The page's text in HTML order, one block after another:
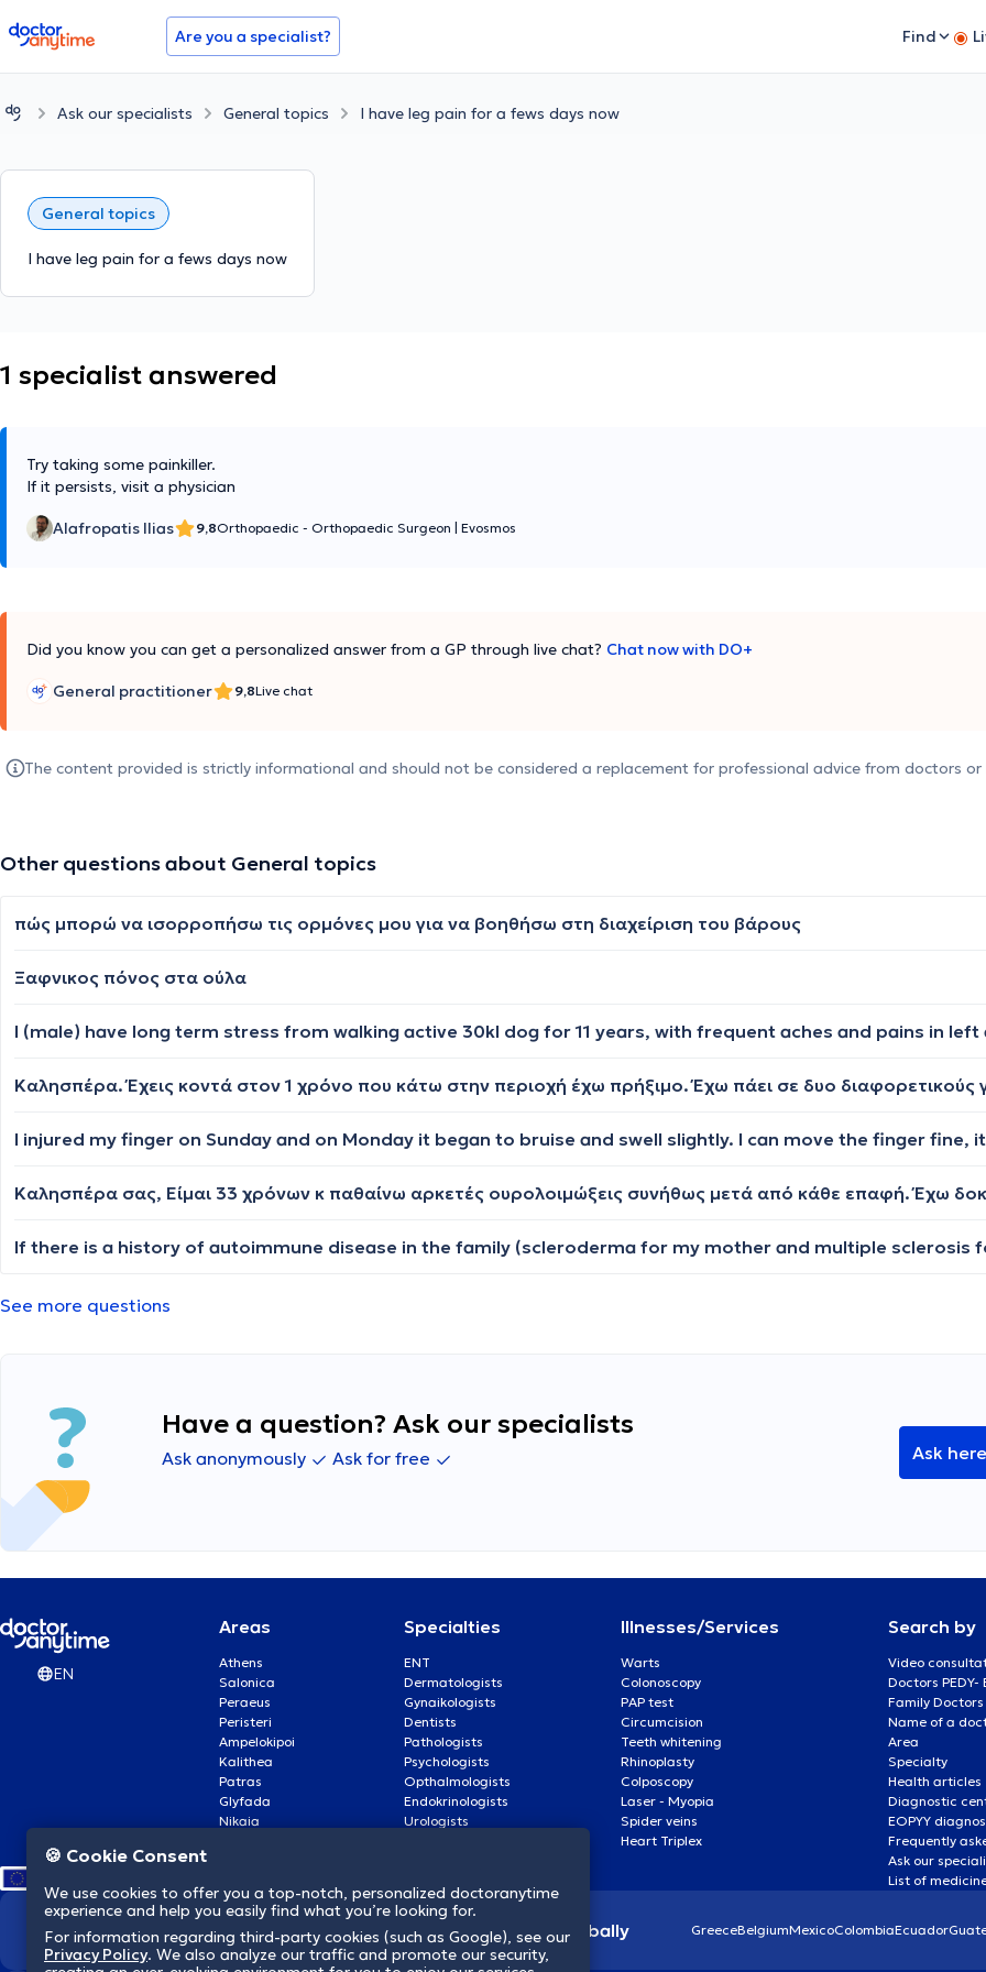
doctoranytime Are you a specialist? Find
Ask our specialists General topics I have leg pain for a fews days now
General topics
I have leg pain for a fews days now
1 specialist answered
Try taking some painkiller.
If it persists, visit a physician
Alafropatis Ilias 9,8Orthopaedic - Orthopaedic Surgeon Evosmos
Did you know you can get a personalized answer from a GP through live chat? Chat now with DO+
General practitioner 9,8Live chat
The content provided is strictly informational and should not be considered a replacement for professional advice from doctors or
Other questions about General topics
πώς μπορώ να ισορροπήσω τις ορμόνες μου για να βοηθήσω στη διαχείριση του βάρους
Ξαφνικος πόνος στα ούλα
See more questions
Have a question? Ask our specialists
Ask anonymously Ask for free Ask here
EN
Areas
Athens
Salonica
Peraeus
Peristeri
Ampelokipoi
Kalithea
Patras
Glyfada
Nikaia
Specialties
ENT
Dermatologists
Gynaikologists
Dentists
Pathologists
Psychologists
Opthalmologists
Endokrinologists
Urologists
Illnesses/Services
Warts
Colonoscopy
PAP test
Circumcision
Teeth whitening
Rhinoplasty
Colposcopy
Laser - Myopia
Spider veins
Heart Triplex
Search by
Video
Doctors PEDY-
Family Doctors
Name of a
Area
Specialty
Health articles
Diagnostic
EOPYY
Frequently
Ask our
List of
We revolutionize healthcare globally GreeceBelgiumMexicoColombiaEcuador
🍪 Cookie Consent
We use cookies to offer you a top-notch, personalized doctoranytime
experience and help you easily find what you’re looking for.
For information regarding third-party cookies (such as Google), see our
Privacy Policy. We also analyze our traffic and promote our security,